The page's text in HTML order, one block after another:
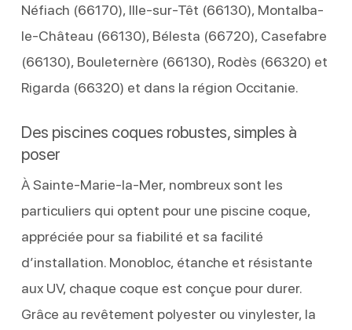
Néfiach (66170), Ille-sur-Têt (66130), Montalba-
le-Château (66130), Bélesta (66720), Casefabre
(66130), Bouleternère (66130), Rodès (66320) et
Rigarda (66320) et dans la région Occitanie.
Des piscines coques robustes, simples à
poser
À Sainte-Marie-la-Mer, nombreux sont les
particuliers qui optent pour une piscine coque,
appréciée pour sa fiabilité et sa facilité
d’installation. Monobloc, étanche et résistante
aux UV, chaque coque est conçue pour durer.
Grâce au revêtement polyester ou vinylester, la